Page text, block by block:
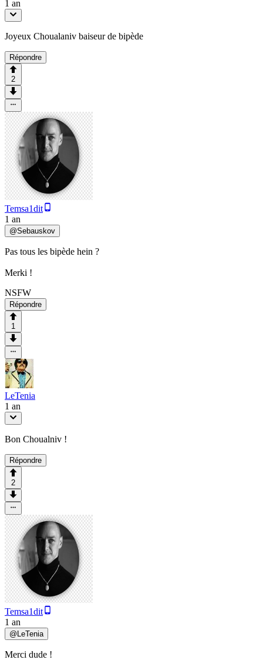
1 an
Joyeux Choualaniv baiseur de bipède
Répondre
2
Temsa1dit
1 an
@Sebauskov
Pas tous les bipède hein ?
Merki !
NSFW
Répondre
1
LeTenia
1 an
Bon Choualniv !
Répondre
2
Temsa1dit
1 an
@ LeTenia
Merci dude !